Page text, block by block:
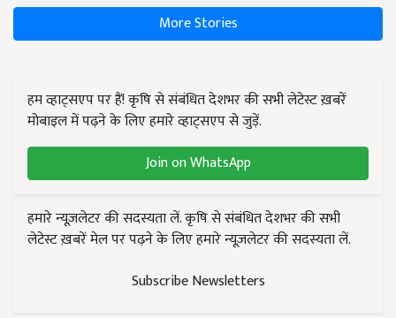
More Stories
हम व्हाट्सएप पर हैं! कृषि से संबंधित देशभर की सभी लेटेस्ट ख़बरें
मोबाइल में पढ़ने के लिए हमारे व्हाट्सएप से जुड़ें.
Join on WhatsApp
हमारे न्यूज़लेटर की सदस्यता लें. कृषि से संबंधित देशभर की सभी
लेटेस्ट ख़बरें मेल पर पढ़ने के लिए हमारे न्यूज़लेटर की सदस्यता लें.
Subscribe Newsletters